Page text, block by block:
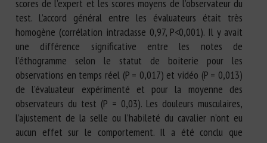
scores de l’expert et les scores moyens de l’observateur du
test. L’accord général entre les évaluateurs était très
homogène (corrélation intraclasse 0,97, P<0,001). Il y avait
une différence significative entre les notes de
l’éthogramme selon le statut de boiterie pour les
observations en temps réel (P = 0,017) et vidéo (P = 0,013)
de l’évaluateur expérimenté et pour la moyenne des
observateurs du test (P = 0,03). Les douleurs musculaires,
l’ajustement de la selle ou l’habileté du cavalier n’ont eu
aucun effet sur le comportement. Il a été conclu que